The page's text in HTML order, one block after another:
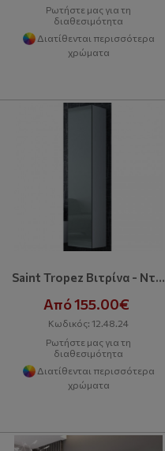
Ρωτήστε μας για τη
διαθεσιμότητα
Διατίθενται περισσότερα
χρώματα
Saint Tropez Βιτρίνα - Ντουλάπι 180
Από 155.00€
Κωδικός: 12.48.24
Ρωτήστε μας για τη
διαθεσιμότητα
Διατίθενται περισσότερα
χρώματα